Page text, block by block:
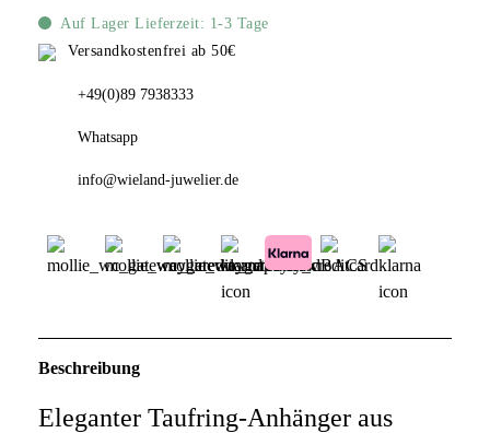
Auf Lager Lieferzeit: 1-3 Tage
Versandkostenfrei ab 50€
+49(0)89 7938333
Whatsapp
info@wieland-juwelier.de
Beschreibung
Eleganter Taufring-Anhänger aus